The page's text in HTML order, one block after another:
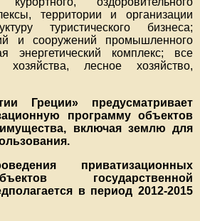
территории и организации
туристического бизнеса;
и сооружений промышленного
энергетический комплекс; все
хозяйства, лесное хозяйство,
Греции» предусматривает
программу объектов
имущества, включая землю для
приватизационных
государственной
в период 2012-2015